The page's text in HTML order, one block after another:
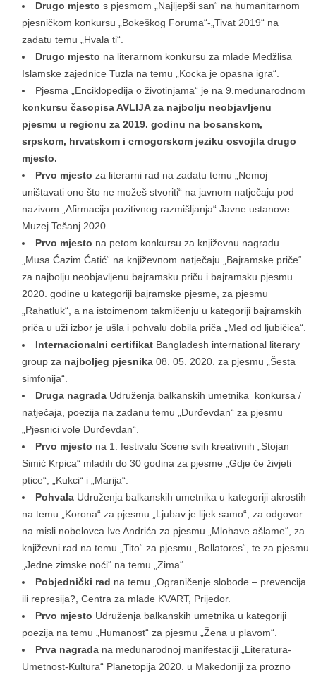
Drugo mjesto s pjesmom „Najljepši san“ na humanitarnom
pjesničkom konkursu „Bokeškog Foruma“-„Tivat 2019“ na
zadatu temu „Hvala ti“.
Drugo mjesto na literarnom konkursu za mlade Medžlisa
Islamske zajednice Tuzla na temu „Kocka je opasna igra“.
Pjesma „Enciklopedija o životinjama“ je na 9.međunarodnom
konkursu časopisa AVLIJA za najbolju neobjavljenu
pjesmu u regionu za 2019. godinu na bosanskom,
srpskom, hrvatskom i crnogorskom jeziku osvojila drugo
mjesto.
Prvo mjesto za literarni rad na zadatu temu „Nemoj
uništavati ono što ne možeš stvoriti“ na javnom natječaju pod
nazivom „Afirmacija pozitivnog razmišljanja“ Javne ustanove
Muzej Tešanj 2020.
Prvo mjesto na petom konkursu za književnu nagradu
„Musa Ćazim Ćatić“ na književnom natječaju „Bajramske priče“
za najbolju neobjavljenu bajramsku priču i bajramsku pjesmu
2020. godine u kategoriji bajramske pjesme, za pjesmu
„Rahatluk“, a na istoimenom takmičenju u kategoriji bajramskih
priča u uži izbor je ušla i pohvalu dobila priča „Med od ljubičica“.
Internacionalni certifikat Bangladesh international literary
group za najboljeg pjesnika 08. 05. 2020. za pjesmu „Šesta
simfonija“.
Druga nagrada Udruženja balkanskih umetnika konkursa /
natječaja, poezija na zadanu temu „Đurđevdan“ za pjesmu
„Pjesnici vole Đurđevdan“.
Prvo mjesto na 1. festivalu Scene svih kreativnih „Stojan
Simić Krpica“ mladih do 30 godina za pjesme „Gdje će živjeti
ptice“, „Kukci“ i „Marija“.
Pohvala Udruženja balkanskih umetnika u kategoriji akrostih
na temu „Korona“ za pjesmu „Ljubav je lijek samo“, za odgovor
na misli nobelovca Ive Andrića za pjesmu „Mlohave ašlame“, za
književni rad na temu „Tito“ za pjesmu „Bellatores“, te za pjesmu
„Jedne zimske noći“ na temu „Zima“.
Pobjednički rad na temu „Ograničenje slobode – prevencija
ili represija?, Centra za mlade KVART, Prijedor.
Prvo mjesto Udruženja balkanskih umetnika u kategoriji
poezija na temu „Humanost“ za pjesmu „Žena u plavom“.
Prva nagrada na međunarodnoj manifestaciji „Literatura-
Umetnost-Kultura“ Planetopija 2020. u Makedoniji za prozno